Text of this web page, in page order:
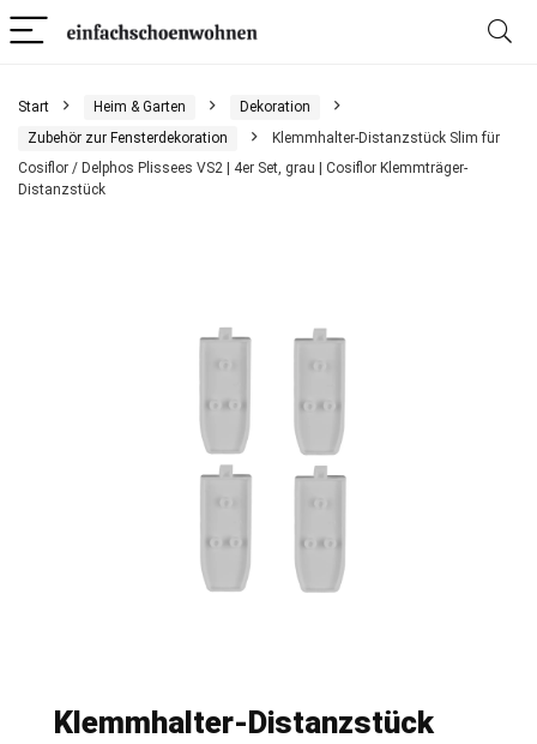
Start Heim & Garten
Dekoration
Zubehör zur Fensterdekoration
Klemmhalter-Distanzstück Slim für
Cosiflor / Delphos Plissees VS2 | 4er Set, grau | Cosiflor Klemmträger-
Distanzstück
Klemmhalter-Distanzstück